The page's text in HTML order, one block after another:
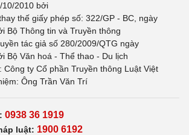
2010 bởi
thế giấy phép số: 322/GP - BC, ngày
Bộ Thông tin và Truyền thông
tác giả số 280/2009/QTG ngày
Bộ Văn hoá - Thể thao - Du lịch
Công ty Cổ phần Truyền thông Luật Việt
Ông Trần Văn Trí
0938 36 1919
luật: 1900 6192